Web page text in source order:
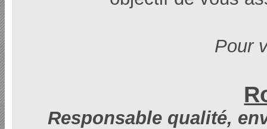
Pour
Responsable qualité,